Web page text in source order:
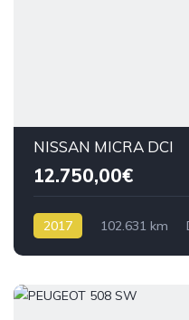
NISSAN MICRA DCI
12.750,00€
2017 102.631 km